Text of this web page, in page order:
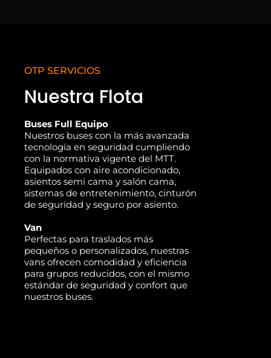
OTP SERVICIOS
Nuestra Flota
Buses Full Equipo
Nuestros buses con la más avanzada
tecnología en seguridad cumpliendo
con la normativa vigente del MTT.
Equipados con aire acondicionado,
asientos semi cama y salón cama,
sistemas de entretenimiento, cinturón
de seguridad y seguro por asiento.
Van
Perfectas para traslados más
pequeños o personalizados, nuestras
vans ofrecen comodidad y eficiencia
para grupos reducidos, con el mismo
estándar de seguridad y confort que
nuestros buses.